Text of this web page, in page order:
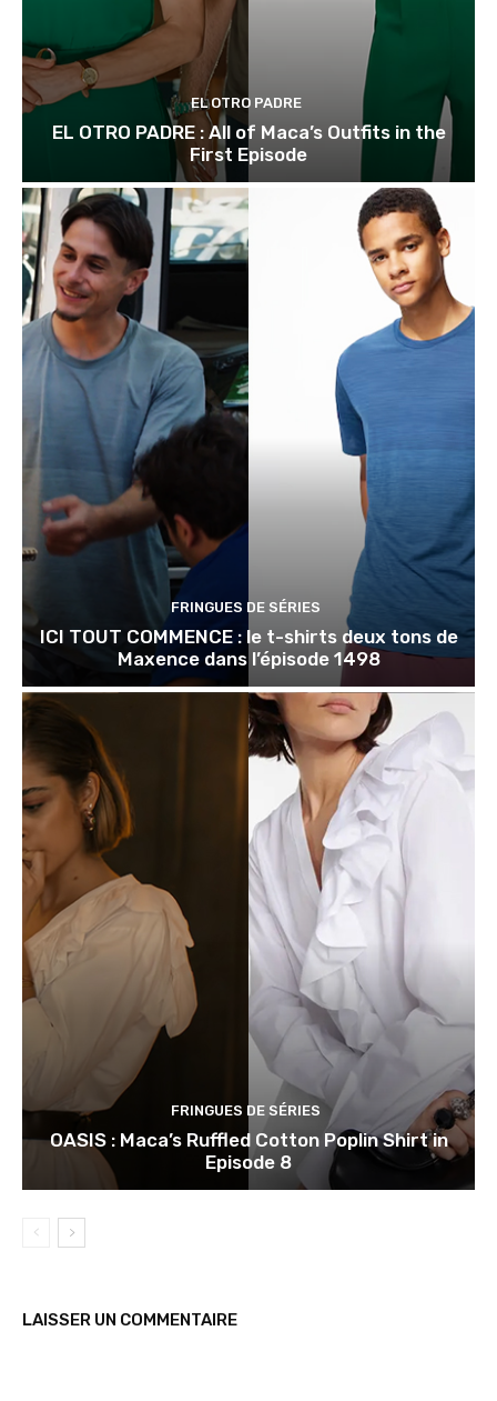
EL OTRO PADRE
EL OTRO PADRE : All of Maca’s Outfits in the
First Episode
FRINGUES DE SÉRIES
ICI TOUT COMMENCE : le t-shirts deux tons de
Maxence dans l’épisode 1498
FRINGUES DE SÉRIES
OASIS : Maca’s Ruffled Cotton Poplin Shirt in
Episode 8
LAISSER UN COMMENTAIRE